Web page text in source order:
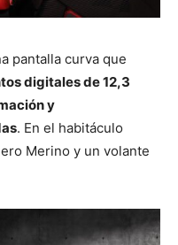
pantalla curva que
digitales de 12,3
y
. En el habitáculo
Merino y un volante